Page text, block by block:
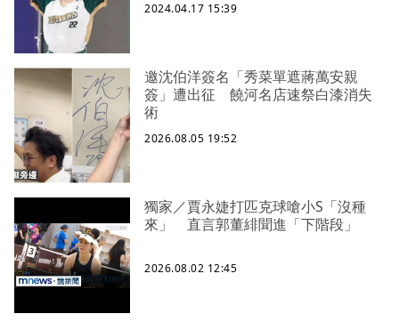
2024.04.17 15:39
邀沈伯洋簽名「秀菜單遮蔣萬安親
簽」遭出征 饒河名店速祭白漆消失
術
2026.08.05 19:52
獨家／賈永婕打匹克球嗆小S「沒種
來」 直言郭董緋聞進「下階段」
2026.08.02 12:45